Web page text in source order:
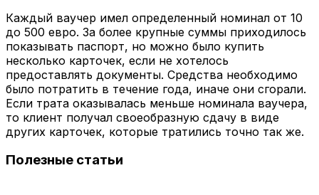
Каждый ваучер имел определенный номинал от 10
до 500 евро. За более крупные суммы приходилось
показывать паспорт, но можно было купить
несколько карточек, если не хотелось
предоставлять документы. Средства необходимо
было потратить в течение года, иначе они сгорали.
Если трата оказывалась меньше номинала ваучера,
то клиент получал своеобразную сдачу в виде
других карточек, которые тратились точно так же.
Полезные статьи